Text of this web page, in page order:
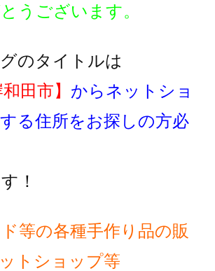
うございます。
のタイトルは
田市】 からネットショ
る住所をお探しの方必
！
等の各種手作り品の販
トショップ等